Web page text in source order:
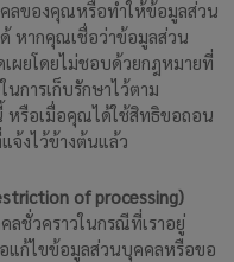
ลของคุณหรือทำให้ข้อมูลส่วน
หากคุณเชื่อว่าข้อมูลส่วน
ผยโดยไม่ชอบด้วยกฎหมายที่
นการเก็บรักษาไว้ตาม
หรือเมื่อคุณได้ใช้สิทธิขอถอน
จ้งไว้ข้างต้นแล้ว
of processing)
ชั่วคราวในกรณีที่เราอยู่
แก้ไขข้อมูลส่วนบุคคลหรือขอ